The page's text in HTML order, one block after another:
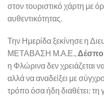
στον τουριστικό χάρτη με
αυθεντικότητας.
Την Ημερίδα ξεκίνησε η
ΜΕΤΑΒΑΣΗ Μ.Α.Ε.,
η Φλώρινα δεν χρειάζεται
αλλά να αναδείξει με
τρόπο όσα ήδη διαθέτει: τη